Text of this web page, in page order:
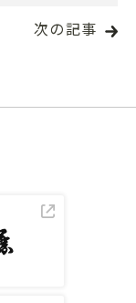
次の記事